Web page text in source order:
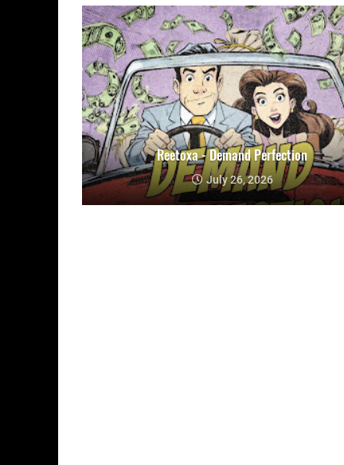
Reetoxa - Demand Perfection
July 26, 2026